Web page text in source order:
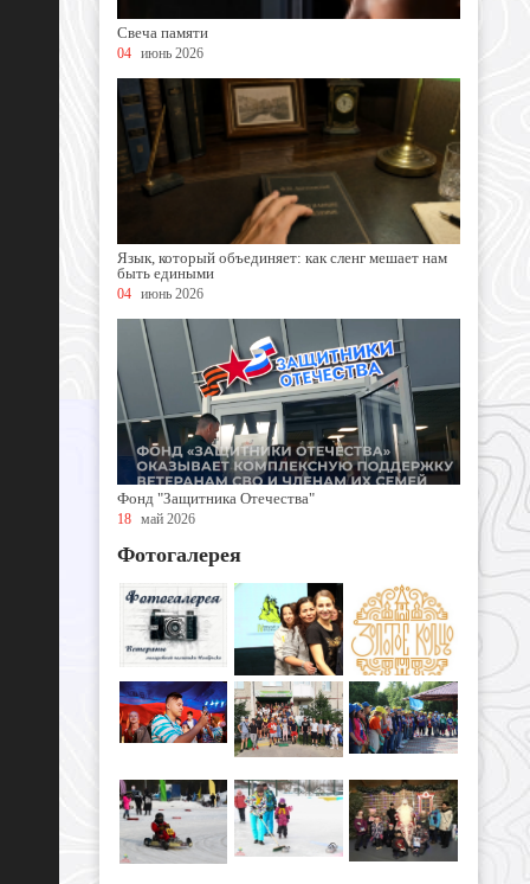
Свеча памяти
04 июнь 2026
Язык, который объединяет: как сленг мешает нам
быть едиными
04 июнь 2026
Фонд "Защитника Отечества"
18 май 2026
Фотогалерея